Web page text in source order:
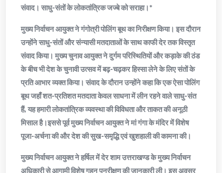
संवाद। साधु-संतों के लोकतांत्रिक जज्बे को सराहा।*
मुख्य निर्वाचन आयुक्त ने गंगोत्री पोलिंग बूथ का निरीक्षण किया। इस दौरान
उन्होंने साधु-संतों और संन्यासी मतदाताओं के साथ काफी देर तक विस्तृत
संवाद किया। मुख्य चुनाव आयुक्त ने दुर्गम परिस्थितियों और कड़ाके की ठंड
के बीच भी देश के चुनावी उत्सव में बढ़-चढ़कर हिस्सा लेने के लिए संतों के
प्रति आभार व्यक्त किया। संवाद के दौरान उन्होंने कहा कि एक ऐसा पोलिंग
बूथ जहाँ शत-प्रतिशत मतदाता केवल साधना में लीन रहने वाले साधु-संत
हैं, यह हमारी लोकतांत्रिक व्यवस्था की विविधता और ताकत की अनूठी
मिसाल है।इससे पूर्व मुख्य निर्वाचन आयुक्त ने मां गंगा के मंदिर में विशेष
पूजा-अर्चना की और देश की सुख-समृद्धि एवं खुशहाली की कामना की।
मुख्य निर्वाचन आयुक्त ने हर्षिल में देर शाम उत्तराखण्ड के मुख्य निर्वाचन
अधिकारी से आगामी विशेष गहन पुनरीक्षण की जानकारी ली। इस अवसर